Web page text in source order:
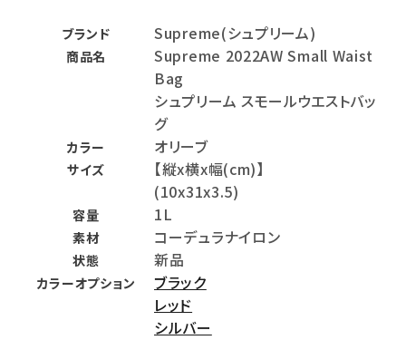
ブランド Supreme(シュプリーム)
商品名
Supreme 2022AW Small Waist
Bag
シュプリーム スモールウエストバッ
グ
カラー オリーブ
サイズ
【縦x横x幅(cm)】
(10x31x3.5)
容量 1L
素材 コーデュラナイロン
状態 新品
カラーオプション
ブラック
レッド
シルバー